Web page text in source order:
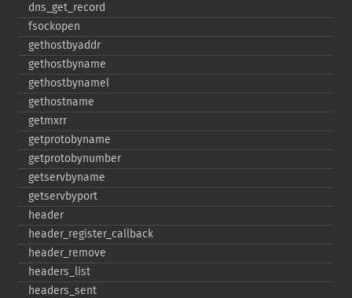
dns_​get_​record
fsockopen
gethostbyaddr
gethostbyname
gethostbynamel
gethostname
getmxrr
getprotobyname
getprotobynumber
getservbyname
getservbyport
header
header_​register_​callback
header_​remove
headers_​list
headers_​sent